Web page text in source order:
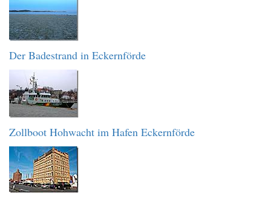
Der Badestrand in Eckernförde
Zollboot Hohwacht im Hafen Eckernförde